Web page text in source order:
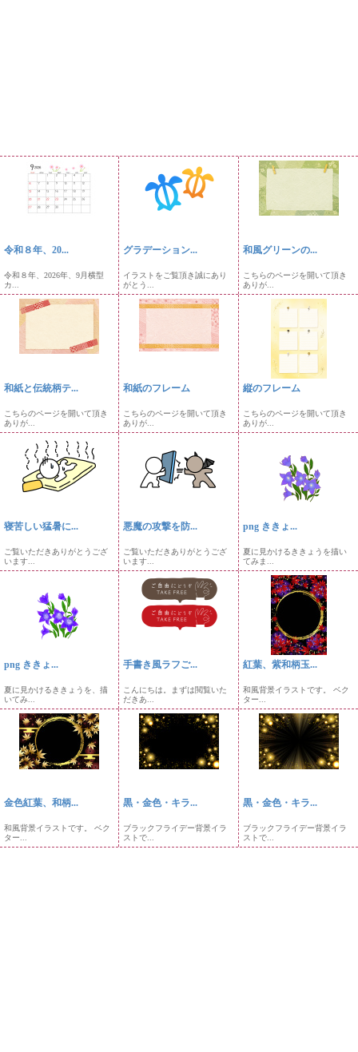
令和８年、20...
令和８年、2026年、9月横型
カ...
グラデーション...
イラストをご覧頂き誠にあり
がとう...
和風グリーンの...
こちらのページを開いて頂き
ありが...
和紙と伝統柄テ...
こちらのページを開いて頂き
ありが...
和紙のフレーム
こちらのページを開いて頂き
ありが...
縦のフレーム
こちらのページを開いて頂き
ありが...
寝苦しい猛暑に...
ご覧いただきありがとうござ
います...
悪魔の攻撃を防...
ご覧いただきありがとうござ
います...
png ききょ...
夏に見かけるききょうを描い
てみま...
png ききょ...
夏に見かけるききょうを、描
いてみ...
手書き風ラフご...
こんにちは。まずは閲覧いた
だきあ...
紅葉、紫和柄玉...
和風背景イラストです。 ベク
ター...
金色紅葉、和柄...
和風背景イラストです。 ベク
ター...
黒・金色・キラ...
ブラックフライデー背景イラ
ストで...
黒・金色・キラ...
ブラックフライデー背景イラ
ストで...